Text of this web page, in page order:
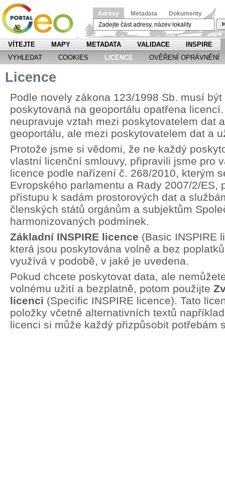
Adresy Metadata Dokumenty
VÍTEJTE MAPY METADATA VALIDACE
INSPIRE
VYHLEDAT
COOKIES LICENCE OVĚŘENÍ OPRÁVNĚNÍ
Licence
Podle novely zákona 123/1998 Sb. musí
poskytovaná na geoportálu opatřena
neupravuje vztah mezi poskytovatelem dat
geoportálu, ale mezi poskytovatelem dat a
Protože jsme si vědomi, že ne každý
vlastní licenční smlouvy, připravili jsme pro
licence podle nařízení č. 268/2010, kterým
Evropského parlamentu a Rady 2007/2/ES,
přístupu k sadám prostorových dat a
členských států orgánům a subjektům
harmonizovaných podmínek.
Základní INSPIRE licence (Basic INSPIRE
která jsou poskytována volně a bez
využívá v podobě, v jaké je uvedena.
Pokud chcete poskytovat data, ale
volnému užití a bezplatně, potom použijte
licenci (Specific INSPIRE licence). Tato
položky včetně alternativních textů
licenci si může každý přizpůsobit potřebám